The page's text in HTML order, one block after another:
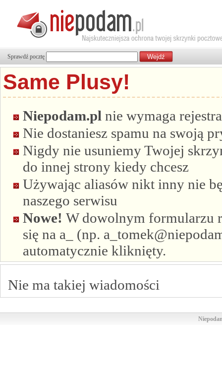
Sprawdź pocztę
Same Plusy!
Niepodam.pl nie wymaga
Nie dostaniesz spamu na swoją
Nigdy nie usuniemy Twojej
do innej strony kiedy chcesz
Używając aliasów nikt inny nie
naszego serwisu
Nowe! W dowolnym formularzu
się na a_ (np.
automatycznie kliknięty.
Nie ma takiej wiadomości